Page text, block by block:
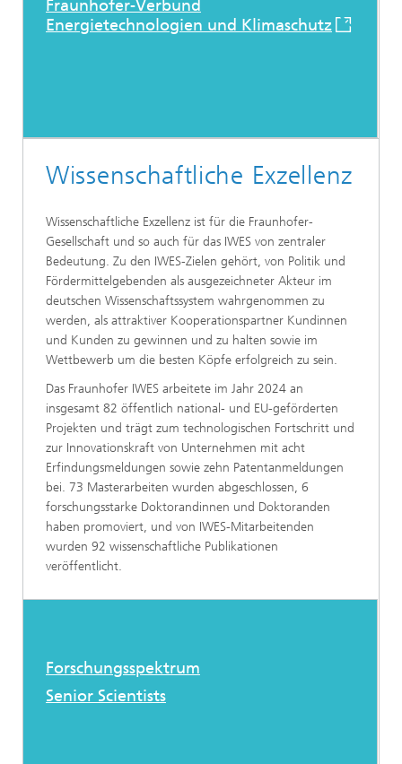
Fraunhofer-Verbund
Energietechnologien und Klimaschutz
Wissenschaftliche Exzellenz
Wissenschaftliche Exzellenz ist für die Fraunhofer-
Gesellschaft und so auch für das IWES von zentraler
Bedeutung. Zu den IWES-Zielen gehört, von Politik und
Fördermittelgebenden als ausgezeichneter Akteur im
deutschen Wissenschaftssystem wahrgenommen zu
werden, als attraktiver Kooperationspartner Kundinnen
und Kunden zu gewinnen und zu halten sowie im
Wettbewerb um die besten Köpfe erfolgreich zu sein.
Das Fraunhofer IWES arbeitete im Jahr 2024 an
insgesamt 82 öffentlich national- und EU-geförderten
Projekten und trägt zum technologischen Fortschritt und
zur Innovationskraft von Unternehmen mit acht
Erfindungsmeldungen sowie zehn Patentanmeldungen
bei. 73 Masterarbeiten wurden abgeschlossen, 6
forschungsstarke Doktorandinnen und Doktoranden
haben promoviert, und von IWES-Mitarbeitenden
wurden 92 wissenschaftliche Publikationen
veröffentlicht.
Forschungsspektrum
Senior Scientists